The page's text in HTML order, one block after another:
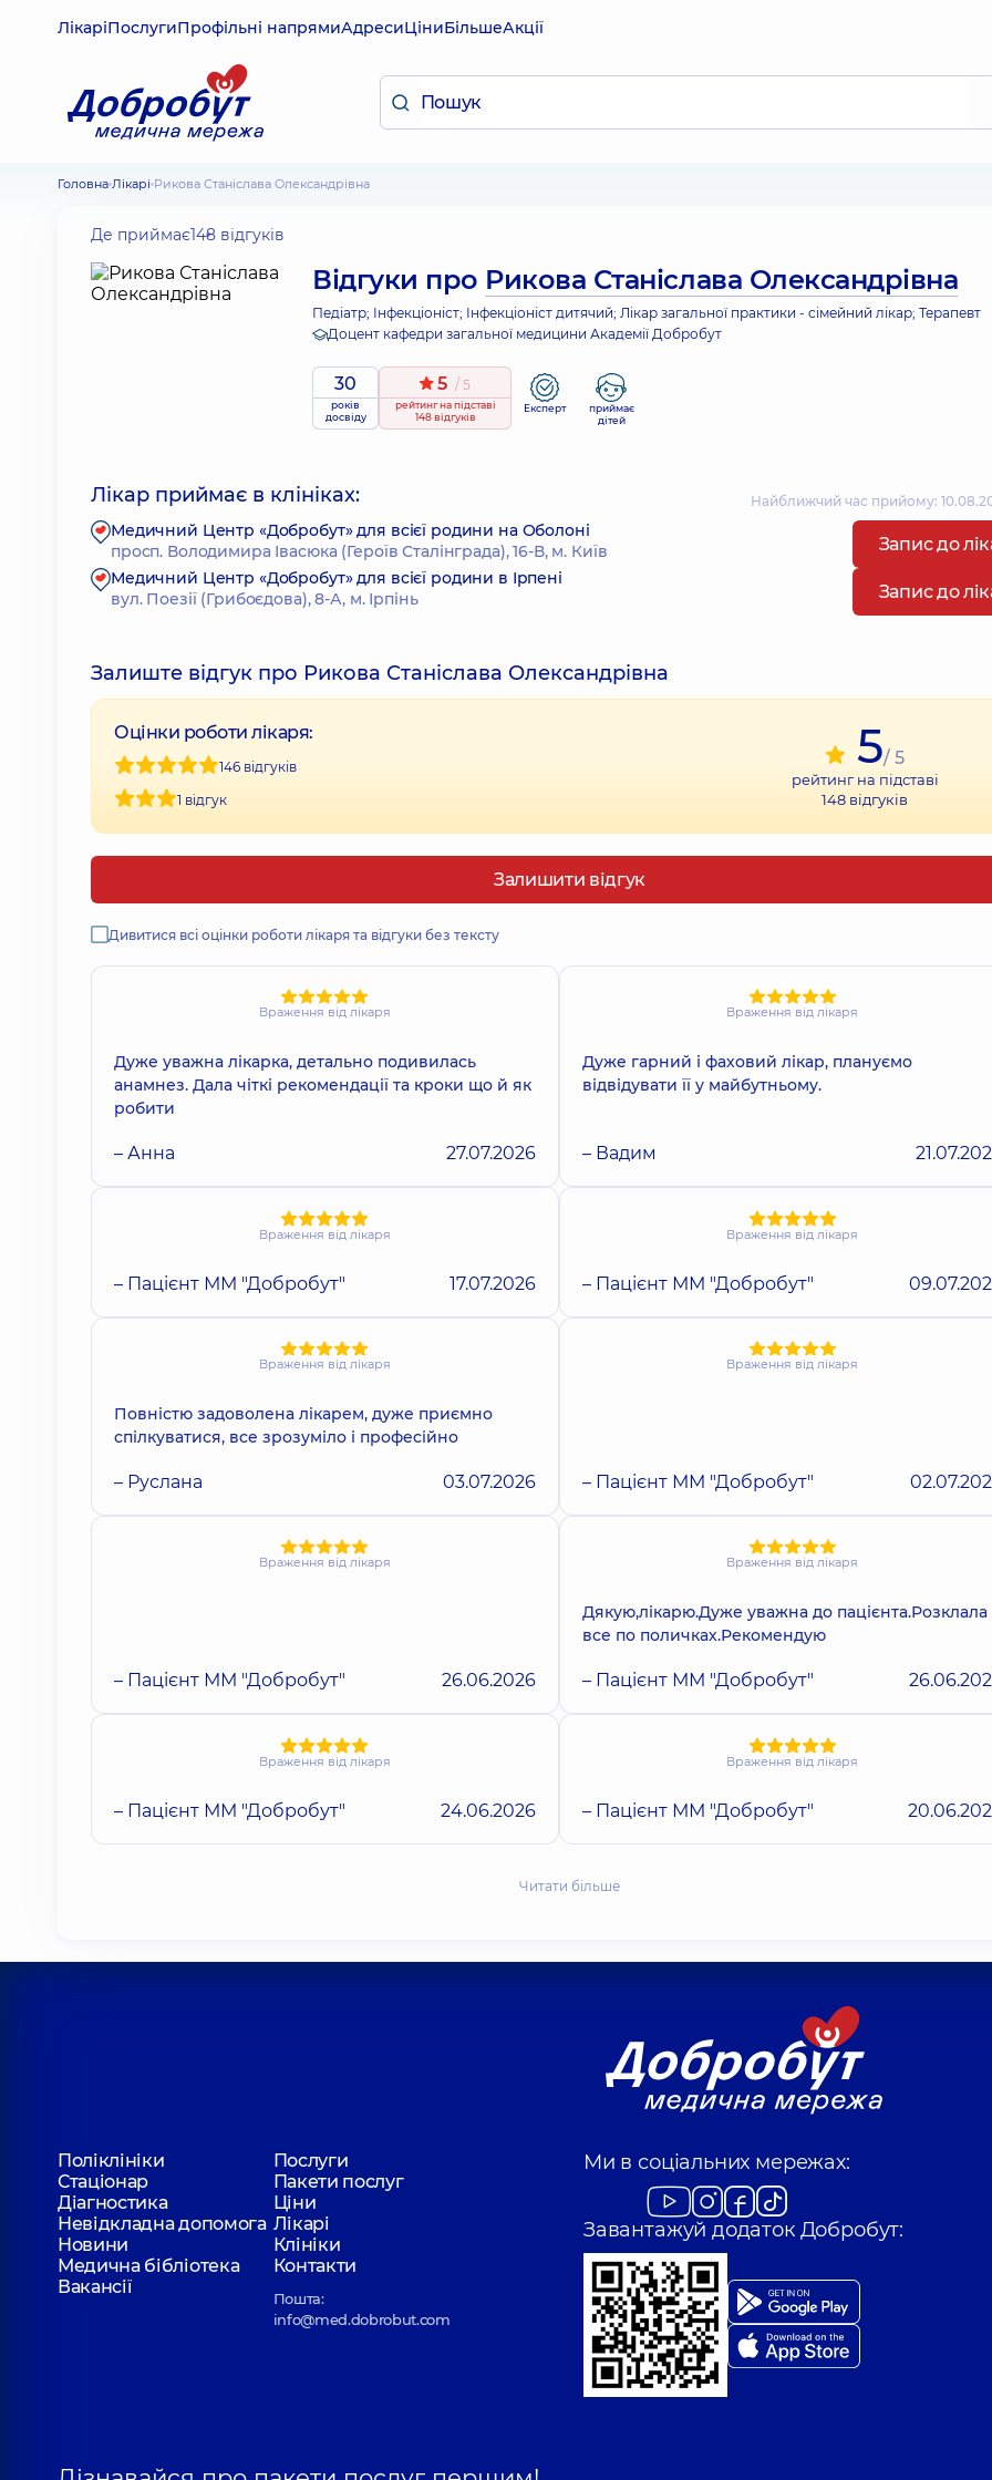
ЛікаріПослугиПрофільні напрямиАдресиЦіниБільшеАкції
Головна Лікарі Рикова Станіслава Олександрівна
Де приймає148 відгуків
Відгуки про Рикова Станіслава Олександрівна
Педіатр; Інфекціоніст; Інфекціоніст дитячий; Лікар загальної практики - сімейний лікар; Терапевт
Доцент кафедри загальної медицини Академії Добробут
30
років
досвіду
5 / 5
рейтингна підставі
148 відгуків
Експерт
приймає
дітей
Лікар приймає в клініках: Найближчий час прийому:
Медичний Центр «Добробут» для всієї родини на Оболоні
просп. Володимира Івасюка (Героїв Сталінграда), 16-В, м. Київ
Запис до
Медичний Центр «Добробут» для всієї родини в Ірпені
вул. Поезії (Грибоєдова), 8-А, м. Ірпінь
Запис до
Залиште відгук про Рикова Станіслава Олександрівна
Оцінки роботи лікаря:
146 відгуків
1 відгук
5/ 5
рейтинг на підставі
148 відгуків
Залишити відгук
Дивитися всі оцінки роботи лікаря та відгуки без тексту
Враження від лікаря
Дуже уважна лікарка, детально подивилась
анамнез. Дала чіткі рекомендації та кроки що й як
робити
– Анна 27.07.2026
Враження від лікаря
Дуже гарний і фаховий лікар, плануємо
відвідувати її у майбутньому.
– Вадим
Враження від лікаря
– Пацієнт ММ "Добробут" 17.07.2026
Враження від лікаря
– Пацієнт ММ "Добробут"
Враження від лікаря
Повністю задоволена лікарем, дуже приємно
спілкуватися, все зрозуміло і професійно
– Руслана 03.07.2026
Враження від лікаря
– Пацієнт ММ "Добробут"
Враження від лікаря
– Пацієнт ММ "Добробут" 26.06.2026
Враження від лікаря
Дякую,лікарю.Дуже уважна до пацієнта.Розклала
все по поличках.Рекомендую
– Пацієнт ММ "Добробут"
Враження від лікаря
– Пацієнт ММ "Добробут" 24.06.2026
Враження від лікаря
– Пацієнт ММ "Добробут"
Читати більше
Поліклініки
Послуги
Стаціонар
Пакети послуг
Діагностика
Ціни
Невідкладна допомога Лікарі
Новини
Клініки
Медична бібліотека
Контакти
Вакансії
Пошта:
info@med.dobrobut.com
Ми в соціальних мережах:
Завантажуй додаток Добробут: